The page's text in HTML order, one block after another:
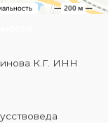
К.Г. ИНН